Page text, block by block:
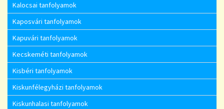
Kalocsai tanfolyamok
Kaposvári tanfolyamok
Kapuvári tanfolyamok
Kecskeméti tanfolyamok
Kisbéri tanfolyamok
Kiskunfélegyházi tanfolyamok
Kiskunhalasi tanfolyamok